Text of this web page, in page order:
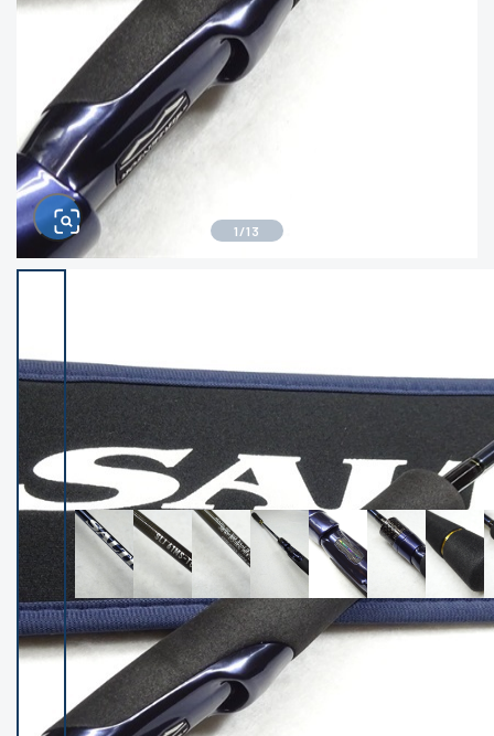
イシグロ半田店
イシグロ岡崎大樹寺店
イシグロ岡崎若松店
イシグロ焼津店
イシグロ掛川店
イシグロ沼津店
イシグロ富士店
イシグロ御殿場店
イシグロ伊東店
ランク (102395)
SA (2953)
A(17317)
B+ (12301)
B (21989)
ご確認ください。
1 /13